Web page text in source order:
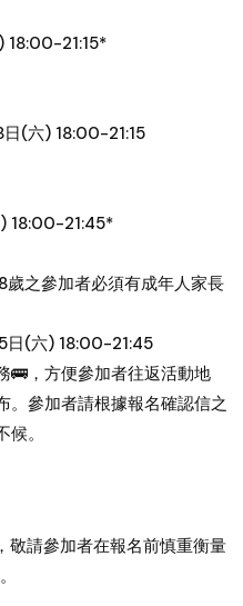
18:00-21:15*
(六) 18:00-21:15
18:00-21:45*
之參加者必須有成年人家長
日(六) 18:00-21:45
🚌，方便參加者往返活動地
。參加者請根據報名確認信之
。
敬請參加者在報名前慎重衡量